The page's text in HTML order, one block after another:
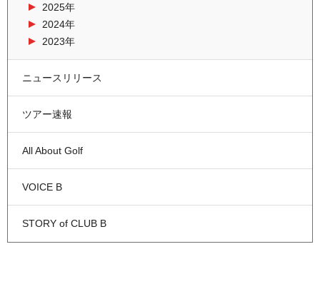
2025年
2024年
2023年
ニュースリリース
ツアー速報
All About Golf
VOICE B
STORY of CLUB B